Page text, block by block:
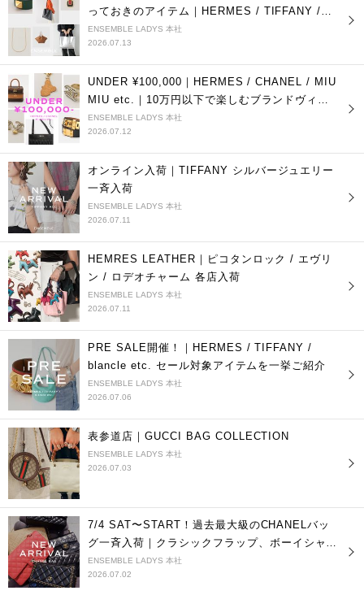
っておきのアイテム｜HERMES / TIFFANY /
blancle etc.
ENSEMBLE LADYS 本社
2026.07.13
UNDER ¥100,000｜HERMES / CHANEL / MIU
MIU etc.｜10万円以下で楽しむブランドヴィン
テージ
ENSEMBLE LADYS 本社
2026.07.12
オンライン入荷｜TIFFANY シルバージュエリー
一斉入荷
ENSEMBLE LADYS 本社
2026.07.11
HEMRES LEATHER｜ピコタンロック / エヴリ
ン / ロデオチャーム 各店入荷
ENSEMBLE LADYS 本社
2026.07.11
PRE SALE開催！｜HERMES / TIFFANY /
blancle etc. セール対象アイテムを一挙ご紹介
ENSEMBLE LADYS 本社
2026.07.06
表参道店｜GUCCI BAG COLLECTION
ENSEMBLE LADYS 本社
2026.07.03
7/4 SAT〜START！過去最大級のCHANELバッ
グ一斉入荷｜クラシックフラップ、ボーイシャネ
ルetc. 10点超入荷
ENSEMBLE LADYS 本社
2026.07.02